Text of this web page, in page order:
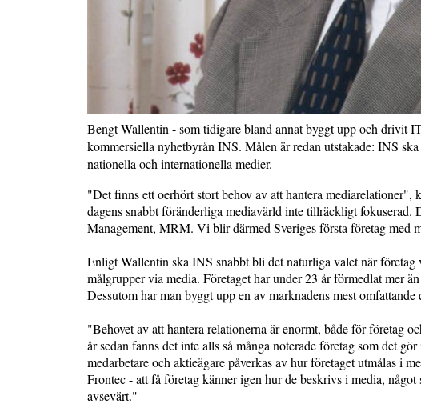
Bengt Wallentin - som tidigare bland annat byggt upp och drivit
kommersiella nyhetbyrån INS. Målen är redan utstakade: INS
nationella och internationella medier.
"Det finns ett oerhört stort behov av att hantera
dagens snabbt föränderliga mediavärld inte tillräckligt
Management, MRM. Vi blir därmed Sveriges första företag med
Enligt Wallentin ska INS snabbt bli det naturliga valet när
målgrupper via media. Företaget har under 23 år förmedlat mer
Dessutom har man byggt upp en av marknadens mest
"Behovet av att hantera relationerna är enormt, både för företag
år sedan fanns det inte alls så många noterade företag som det
medarbetare och aktieägare påverkas av hur företaget utmålas i
Frontec - att få företag känner igen hur de beskrivs i media,
avsevärt."